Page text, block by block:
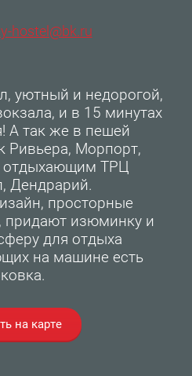
уютный и недорогой,
и в 15 минутах
А так же в пешей
Ривьера, Морпорт,
отдыхающим ТРЦ
Дендрарий.
просторные
придают изюминку и
для отдыха
на машине есть
на карте
hostel@bk.ru